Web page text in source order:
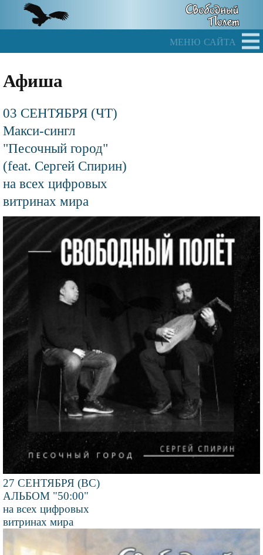
main
меню сайта
Афиша
03 СЕНТЯБРЯ (ЧТ)
Макси-сингл
"Песочный город"
(feat. Сергей Спирин)
на всех цифровых
витринах мира
изображения
27 СЕНТЯБРЯ (ВС)
АЛЬБОМ "50:00"
на всех цифровых
витринах мира
изображения